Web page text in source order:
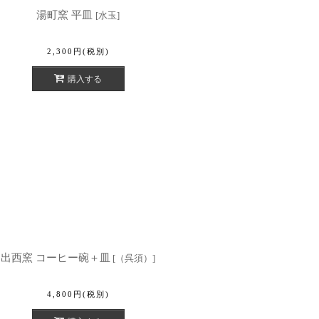
湯町窯 平皿 [水玉]
2,300 円 (税別)
購入する
出西窯 コーヒー碗＋皿 [ （呉須） ]
4,800 円 (税別)